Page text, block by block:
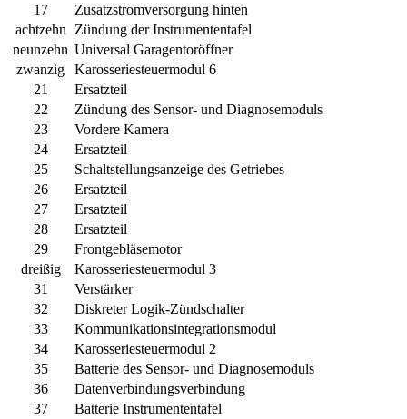
17
Zusatzstromversorgung hinten
achtzehn
Zündung der Instrumententafel
neunzehn Universal Garagentoröffner
zwanzig
Karosseriesteuermodul 6
21
Ersatzteil
22
Zündung des Sensor- und Diagnosemoduls
23
Vordere Kamera
24
Ersatzteil
25
Schaltstellungsanzeige des Getriebes
26
Ersatzteil
27
Ersatzteil
28
Ersatzteil
29
Frontgebläsemotor
dreißig
Karosseriesteuermodul 3
31
Verstärker
32
Diskreter Logik-Zündschalter
33
Kommunikationsintegrationsmodul
34
Karosseriesteuermodul 2
35
Batterie des Sensor- und Diagnosemoduls
36
Datenverbindungsverbindung
37
Batterie Instrumententafel